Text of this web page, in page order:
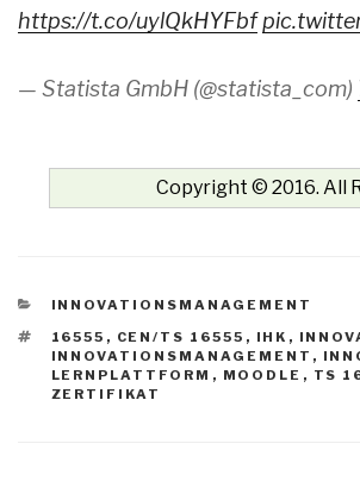
https://t.co/uylQkHYFbf
— Statista GmbH (@statista_com)
Copyright © 2016. All
KATEGORIEN
INNOVATIONSMANAGEMENT
SCHLAGWÖRTER
16555 , CEN/TS 16555 , IHK ,
INNOVATIONSMANAGEMENT ,
LERNPLATTFORM , MOODLE , TS
ZERTIFIKAT